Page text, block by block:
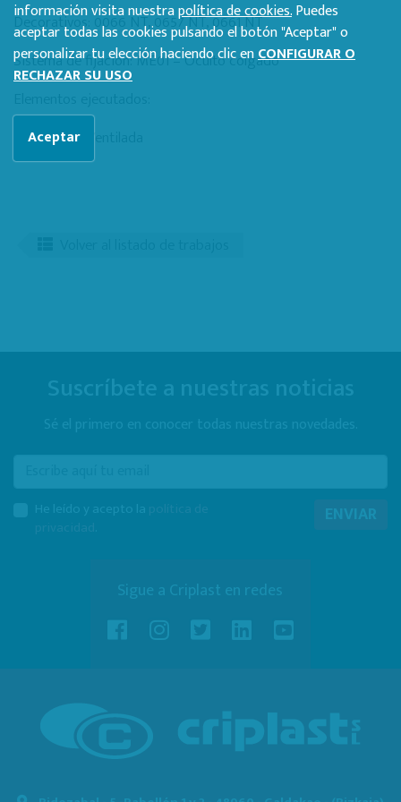
Decorativos: 0066 NT, 0657 NT, 0661 NT
Sistema de fijación: ME01 – Oculto colgado
Fachada Ventilada
ENVIAR
Sigue a Criplast en redes
información visita nuestrapolítica de cookies.Puedes
aceptar todas las cookies pulsando el botón "Aceptar" o
personalizar tu elección haciendo clic enCONFIGURAR O
RECHAZAR SU USO
Aceptar